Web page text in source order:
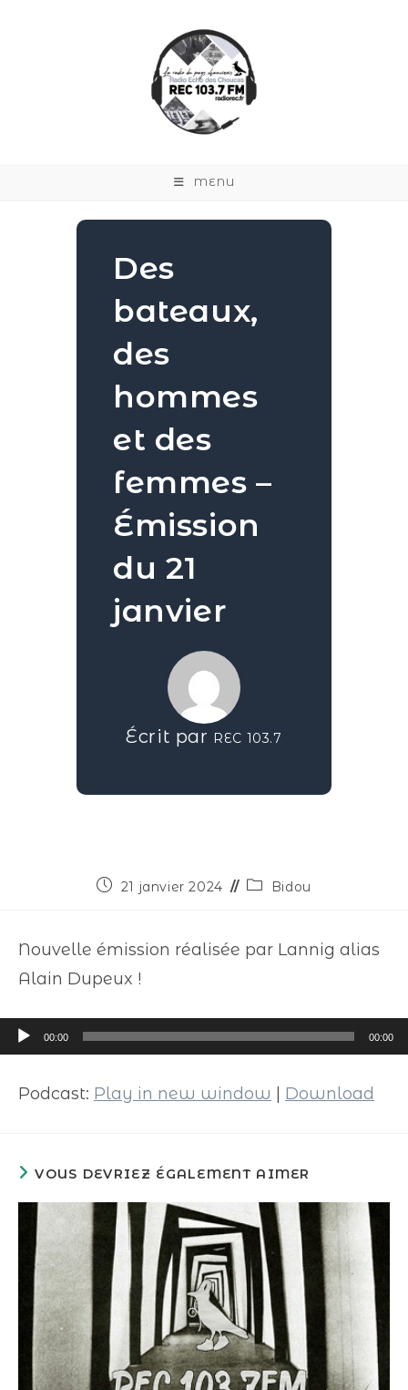
MENU
Des
bateaux,
des
hommes
et des
femmes –
Émission
du 21
janvier
Écrit par REC 103.7
21 janvier 2024 Bidou
Nouvelle émission réalisée par Lannig alias
Alain Dupeux !
Lecteur
audio
00:00 00:00
Podcast: Play in new window Download
VOUS DEVRIEZ ÉGALEMENT AIMER